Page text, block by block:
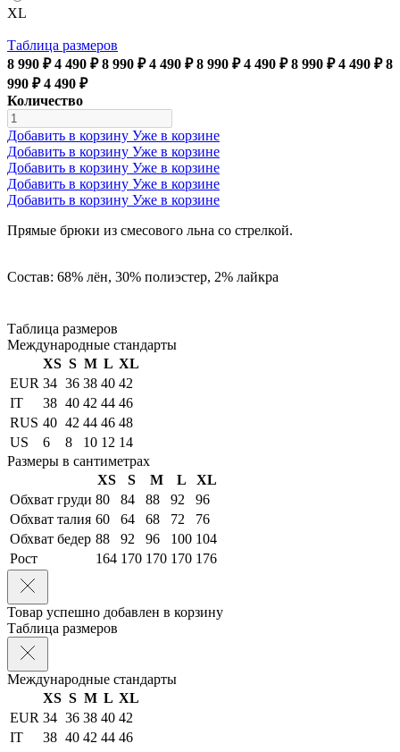
XL
Таблица размеров
8 990 ₽ 4 490 ₽ 8 990 ₽ 4 490 ₽ 8 990 ₽ 4 490 ₽ 8 990 ₽ 4 490 ₽ 8
990 ₽ 4 490 ₽
Количество
Добавить в корзину Уже в корзине
Добавить в корзину Уже в корзине
Добавить в корзину Уже в корзине
Добавить в корзину Уже в корзине
Добавить в корзину Уже в корзине
Прямые брюки из смесового льна со стрелкой.
Состав: 68% лён, 30% полиэстер, 2% лайкра
Таблица размеров
Международные стандарты
XS S M L XL
EUR 34 36 38 40 42
IT
38 40 42 44 46
RUS 40 42 44 46 48
US
6 8 10 12 14
Размеры в сантиметрах
XS
S M L
XL
Обхват груди 80 84 88 92
96
Обхват талия 60 64 68 72
76
Обхват бедер 88 92 96 100 104
Рост
164 170 170 170 176
Товар успешно добавлен в корзину
Таблица размеров
Международные стандарты
XS S M L XL
EUR 34 36 38 40 42
IT
38 40 42 44 46